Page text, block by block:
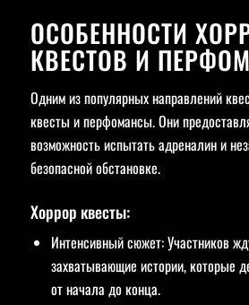
ОСОБЕННОСТИ
КВЕСТОВ И
Одним из популярных направлений
квесты и перфомансы. Они
возможность испытать адреналин и
безопасной обстановке.
Хоррор квесты:
Интенсивный сюжет: Участников
захватывающие истории, которые
от начала до конца.